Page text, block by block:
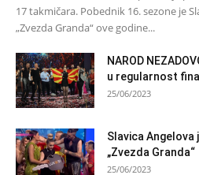
17 takmičara. Pobednik 16. sezone je
„Zvezda Granda“ ove godine...
NAROD
u regularnost
25/06/2023
Slavica Angelova
„Zvezda Granda“
25/06/2023